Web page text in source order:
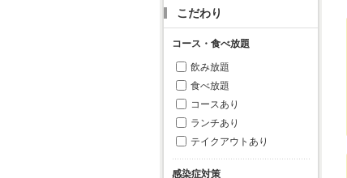
こだわり
コース・食べ放題
飲み放題
食べ放題
コースあり
ランチあり
テイクアウトあり
感染症対策